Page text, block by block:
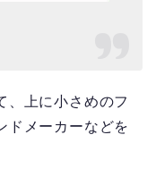
、上に小さめのフ
ドメーカーなどを